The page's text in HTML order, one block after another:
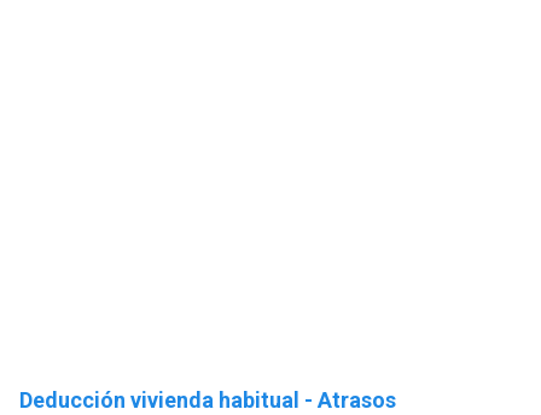
Deducción vivienda habitual - Atrasos